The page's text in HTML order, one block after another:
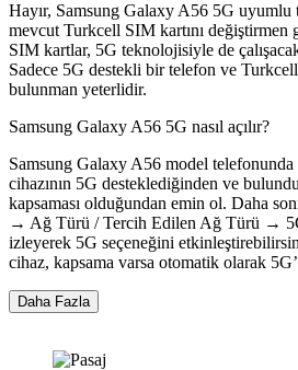
Hayır, Samsung Galaxy A56 5G
mevcut Turkcell SIM kartını değiştirmen
SIM kartlar, 5G teknolojisiyle de
Sadece 5G destekli bir telefon ve
bulunman yeterlidir.
Samsung Galaxy A56 5G nasıl açılır?
Samsung Galaxy A56 model
cihazının 5G desteklediğinden ve
kapsaması olduğundan emin ol. Daha
→ Ağ Türü / Tercih Edilen Ağ Türü → 5G
izleyerek 5G seçeneğini
cihaz, kapsama varsa otomatik olarak
Daha Fazla